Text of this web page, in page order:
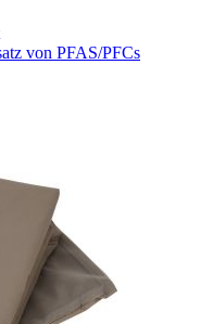
von PFAS/PFCs